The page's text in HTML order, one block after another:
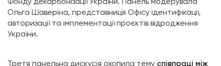
Фонду декарбонізації України. Панель модерувала
Ольга Шаверіна, представниця Офісу ідентифікації,
авторизації та імплементації проєктів відродження
України.
Третя панельна дискусія охопила тему співпраці між